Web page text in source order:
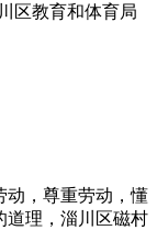
区教育和体育局
动，尊重劳动，懂
道理，淄川区磁村